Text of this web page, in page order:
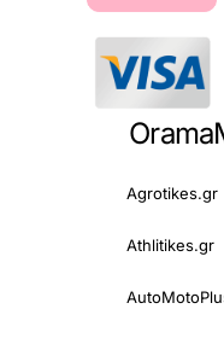
Agrotikes.gr
Athlitikes.gr